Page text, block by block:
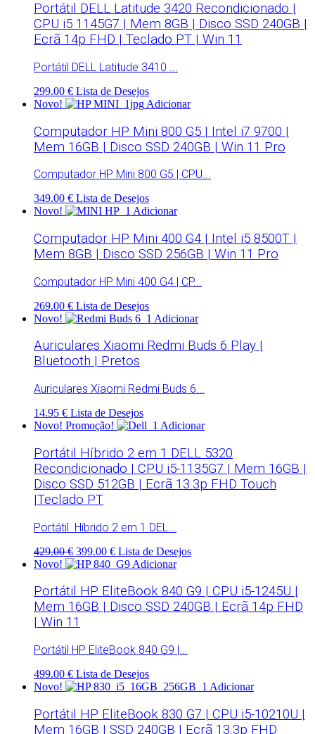
Portátil DELL Latitude 3420 Recondicionado |
CPU i5 1145G7 | Mem 8GB | Disco SSD 240GB |
Ecrã 14p FHD | Teclado PT | Win 11
Portátil DELL Latitude 3410 ...
299.00 € Lista de Desejos
Novo!
Adicionar
Computador HP Mini 800 G5 | Intel i7 9700 |
Mem 16GB | Disco SSD 240GB | Win 11 Pro
Computador HP Mini 800 G5 | CPU...
349.00 € Lista de Desejos
Novo!
Adicionar
Computador HP Mini 400 G4 | Intel i5 8500T |
Mem 8GB | Disco SSD 256GB | Win 11 Pro
Computador HP Mini 400 G4 | CP...
269.00 € Lista de Desejos
Novo!
Adicionar
Auriculares Xiaomi Redmi Buds 6 Play |
Bluetooth | Pretos
Auriculares Xiaomi Redmi Buds 6...
14.95 € Lista de Desejos
Novo! Promoção! Adicionar
Portátil Híbrido 2 em 1 DELL 5320
Recondicionado | CPU i5-1135G7 | Mem 16GB |
Disco SSD 512GB | Ecrã 13.3p FHD Touch
|Teclado PT
Portátil Híbrido 2 em 1 DEL...
429.00 € 399.00 € Lista de Desejos
Novo!
Adicionar
Portátil HP EliteBook 840 G9 | CPU i5-1245U |
Mem 16GB | Disco SSD 240GB | Ecrã 14p FHD
| Win 11
Portátil HP EliteBook 840 G9 |...
499.00 € Lista de Desejos
Novo!
Adicionar
Portátil HP EliteBook 830 G7 | CPU i5-10210U |
Mem 16GB | SSD 240GB | Ecrã 13.3p FHD